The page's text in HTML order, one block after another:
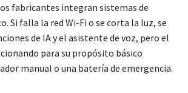
fabricantes integran sistemas de
Si falla la red Wi-Fi o se corta la luz, se
de IA y el asistente de voz, pero el
para su propósito básico
manual o una batería de emergencia.